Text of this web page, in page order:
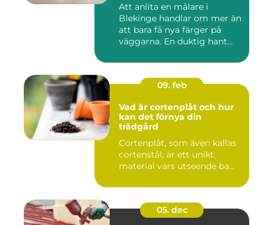
Att anlita en målare i
Blekinge handlar om mer än
att bara få nya färger på
väggarna. En duktig hant...
09. feb
Vad är cortenplåt och hur
kan det förnya din
trädgård
Cortenplåt, som även kallas
cortenstål, är ett unikt
material vars utseende ba...
05. dec